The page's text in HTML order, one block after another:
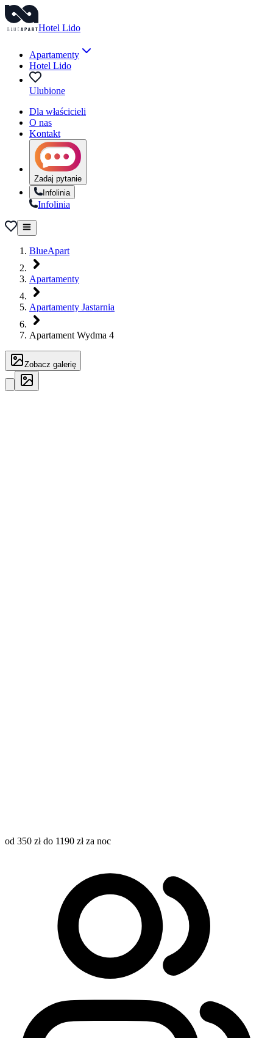
Hotel Lido
Apartamenty
Hotel Lido
Ulubione
Dla właścicieli
O nas
Kontakt
Zadaj pytanie
Infolinia
Infolinia
BlueApart
Apartamenty
Apartamenty Jastarnia
Apartament Wydma 4
Zobacz galerię
od 350 zł do 1190 zł za noc